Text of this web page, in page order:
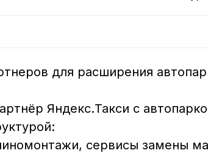
для расширения
Яндекс.Такси с
сервисы замены